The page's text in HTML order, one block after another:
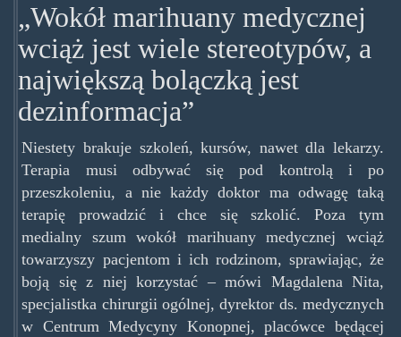
„Wokół marihuany medycznej
wciąż jest wiele stereotypów, a
największą bolączką jest
dezinformacja”
Niestety brakuje szkoleń, kursów, nawet dla lekarzy.
Terapia musi odbywać się pod kontrolą i po
przeszkoleniu, a nie każdy doktor ma odwagę taką
terapię prowadzić i chce się szkolić. Poza tym
medialny szum wokół marihuany medycznej wciąż
towarzyszy pacjentom i ich rodzinom, sprawiając, że
boją się z niej korzystać – mówi Magdalena Nita,
specjalistka chirurgii ogólnej, dyrektor ds. medycznych
w Centrum Medycyny Konopnej, placówce będącej